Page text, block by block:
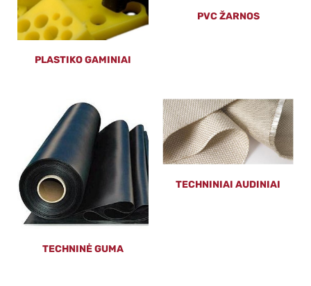
PLASTIKO GAMINIAI
PVC ŽARNOS
TECHNINĖ GUMA
TECHNINIAI AUDINIAI